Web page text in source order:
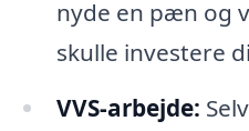
nyde en pæn og
skulle investere
VVS-arbejde: